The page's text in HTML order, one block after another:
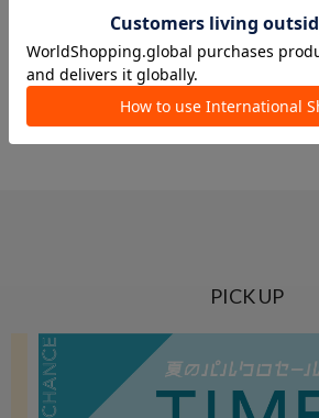
ショップニュース一覧へ
PICK UP